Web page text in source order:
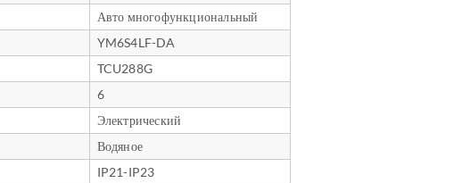
Авто многофункциональный
YM6S4LF-DA
TCU288G
6
Электрический
Водяное
IP21-IP23